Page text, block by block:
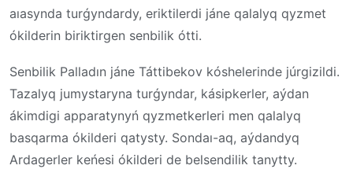
aıasynda turǵyndardy, eriktilerdi jáne qalalyq qyzmet
ókilderin biriktirgen senbilik ótti.
Senbilik Palladın jáne Táttibekov kóshelerinde júrgizildi.
Tazalyq jumystaryna turǵyndar, kásipkerler, aýdan
ákimdigi apparatynyń qyzmetkerleri men qalalyq
basqarma ókilderi qatysty. Sondaı-aq, aýdandyq
Ardagerler keńesi ókilderi de belsendilik tanytty.